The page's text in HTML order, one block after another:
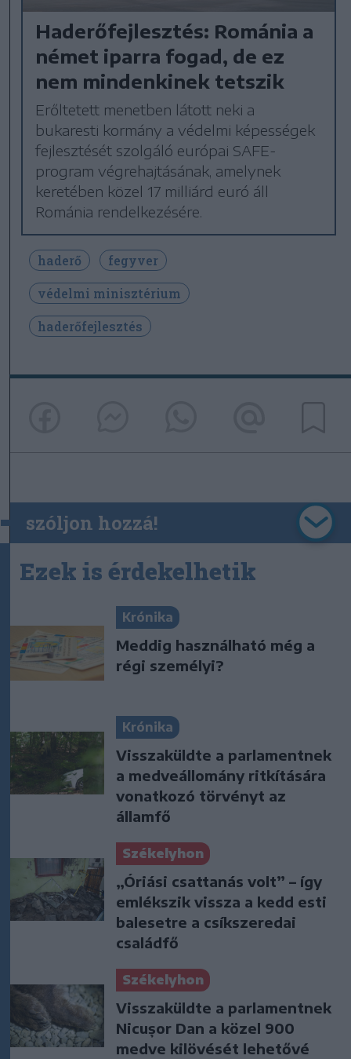
Haderőfejlesztés: Románia a
német iparra fogad, de ez
nem mindenkinek tetszik
Erőltetett menetben látott neki a
bukaresti kormány a védelmi képességek
fejlesztését szolgáló európai SAFE-
program végrehajtásának, amelynek
keretében közel 17 milliárd euró áll
Románia rendelkezésére.
haderő
fegyver
védelmi minisztérium
haderőfejlesztés
szóljon hozzá!
Ezek is érdekelhetik
Krónika
Meddig használható még a
régi személyi?
Krónika
Visszaküldte a parlamentnek
a medveállomány ritkítására
vonatkozó törvényt az
államfő
Székelyhon
„Óriási csattanás volt” – így
emlékszik vissza a kedd esti
balesetre a csíkszeredai
családfő
Székelyhon
Visszaküldte a parlamentnek
Nicușor Dan a közel 900
medve kilövését lehetővé